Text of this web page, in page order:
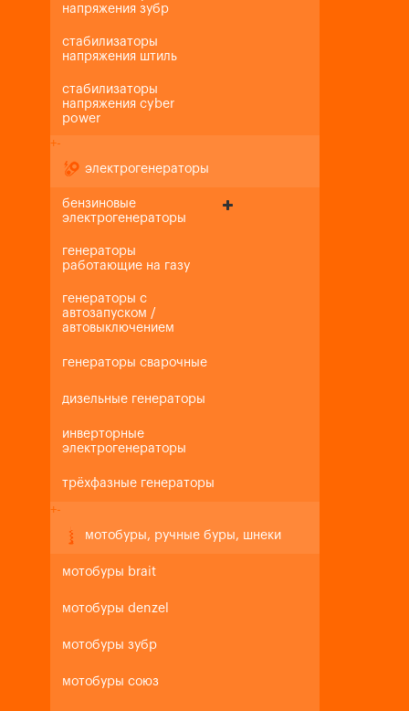
напряжения зубр
стабилизаторы
напряжения штиль
стабилизаторы
напряжения cyber
power
+-
электрогенераторы
бензиновые
электрогенераторы
генераторы
работающие на газу
генераторы с
автозапуском /
автовыключением
генераторы сварочные
дизельные генераторы
инверторные
электрогенераторы
трёхфазные генераторы
+-
мотобуры, ручные буры, шнеки
мотобуры brait
мотобуры denzel
мотобуры зубр
мотобуры союз